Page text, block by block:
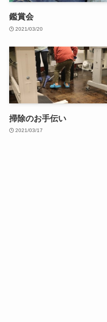
鑑賞会
2021/03/20
掃除のお手伝い
2021/03/17